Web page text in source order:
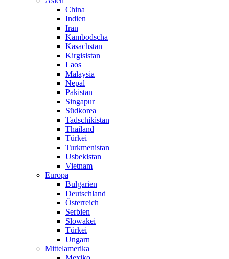
China
Indien
Iran
Kambodscha
Kasachstan
Kirgisistan
Laos
Malaysia
Nepal
Pakistan
Singapur
Südkorea
Tadschikistan
Thailand
Türkei
Turkmenistan
Usbekistan
Vietnam
Europa
Bulgarien
Deutschland
Österreich
Serbien
Slowakei
Türkei
Ungarn
Mittelamerika